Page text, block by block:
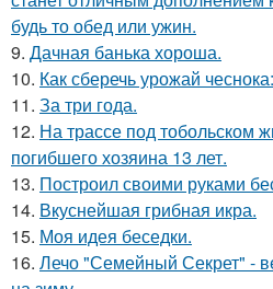
будь то обед или ужин.
9. Дачная банька хороша.
10. Как сберечь урожай
11. За три года.
12. На трассе под тобольском
погибшего хозяина 13 лет.
13. Построил своими руками
14. Вкуснейшая грибная икра.
15. Моя идея беседки.
16. Лечо "Семейный Секрет" -